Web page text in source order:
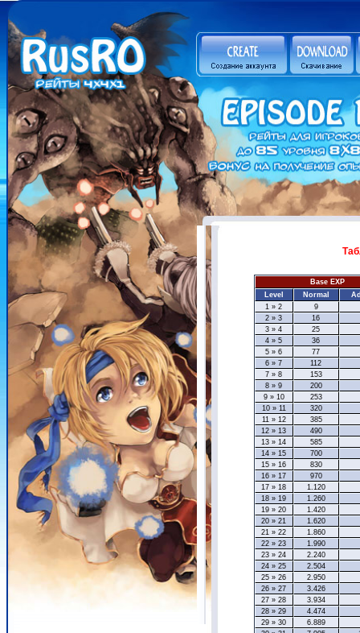
Base EXP
Level
Normal
1 » 2
9
2 » 3
16
3 » 4
25
4 » 5
36
5 » 6
77
6 » 7
112
7 » 8
153
8 » 9
200
9 » 10
253
10 » 11
320
11 » 12
385
12 » 13
490
13 » 14
585
14 » 15
700
15 » 16
830
16 » 17
970
17 » 18
1.120
18 » 19
1.260
19 » 20
1.420
20 » 21
1.620
21 » 22
1.860
22 » 23
1.990
23 » 24
2.240
24 » 25
2.504
25 » 26
2.950
26 » 27
3.426
27 » 28
3.934
28 » 29
4.474
29 » 30
6.889